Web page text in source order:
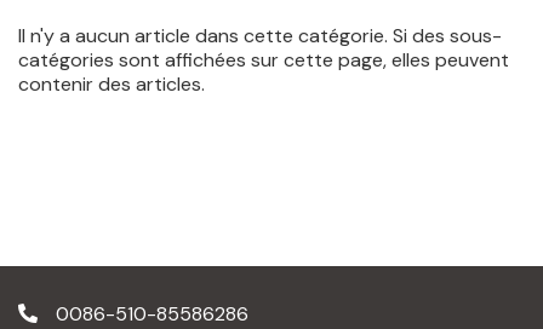
Il n'y a aucun article dans cette catégorie. Si des sous-
catégories sont affichées sur cette page, elles peuvent
contenir des articles.
0086-510-85586286